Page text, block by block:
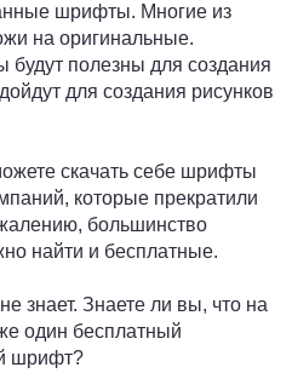
шрифты. Многие из
на оригинальные.
полезны для создания
для создания рисунков
скачать себе шрифты
которые прекратили
большинство
найти и бесплатные.
знает. Знаете ли вы, что на
один бесплатный
шрифт?